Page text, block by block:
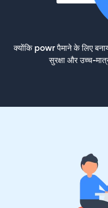
क्योंकि powr पैमाने के लिए
सुरक्षा और उच्च-